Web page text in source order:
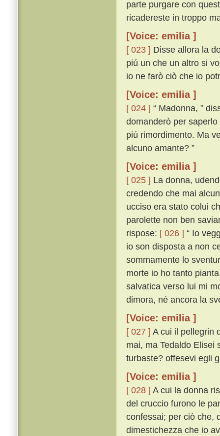
parte purgare con
ricadereste in troppo
[Voice: emilia ]
[ 023 ] Disse allora la
piú un che un altro si
io ne farò ciò che io
[Voice: emilia ]
[ 024 ] “ Madonna, ”
domanderò per
piú rimordimento. Ma
alcuno amante? ”
[Voice: emilia ]
[ 025 ] La donna,
credendo che mai
ucciso era stato colui
parolette non ben
rispose: [ 026 ] “ Io
io son disposta a non
sommamente lo
morte io ho tanto
salvatica verso lui mi
dimora, né ancora la
[Voice: emilia ]
[ 027 ] A cui il pellegrin
mai, ma Tedaldo Elisei
turbaste? offesevi egli
[Voice: emilia ]
[ 028 ] A cui la donna
del cruccio furono le
confessai; per ciò che,
dimestichezza che io